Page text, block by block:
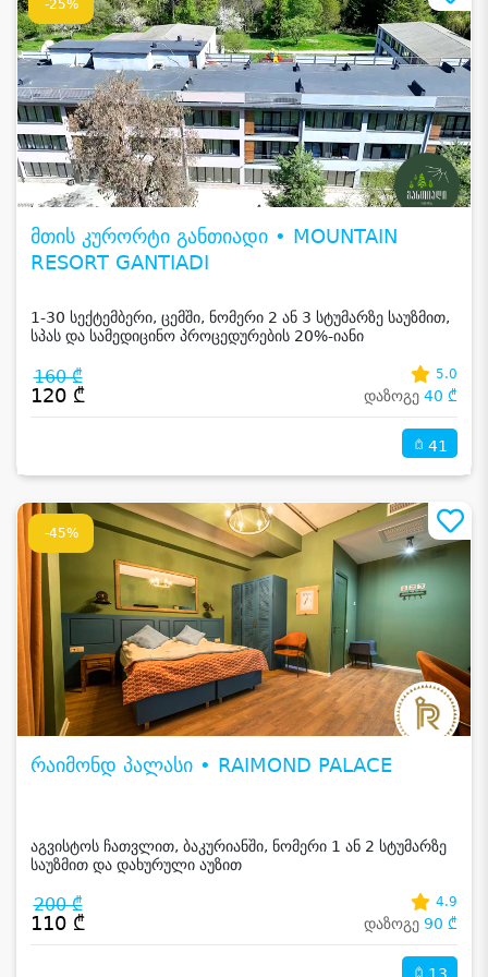
-25%
მთის კურორტი განთიადი • MOUNTAIN
RESORT GANTIADI
1-30 სექტემბერი, ცემში, ნომერი 2 ან 3 სტუმარზე საუზმით,
სპას და სამედიცინო პროცედურების 20%-იანი
160 ₾
120 ₾
5.0
დაზოგე 40 ₾
41
-45%
რაიმონდ პალასი • RAIMOND PALACE
აგვისტოს ჩათვლით, ბაკურიანში, ნომერი 1 ან 2 სტუმარზე
საუზმით და დახურული აუზით
200 ₾
110 ₾
4.9
დაზოგე 90 ₾
13